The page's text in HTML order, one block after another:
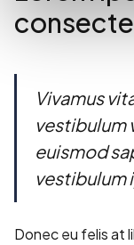
Vivamus
vestibulum
euismod
vestibulum
Donec eu felis at